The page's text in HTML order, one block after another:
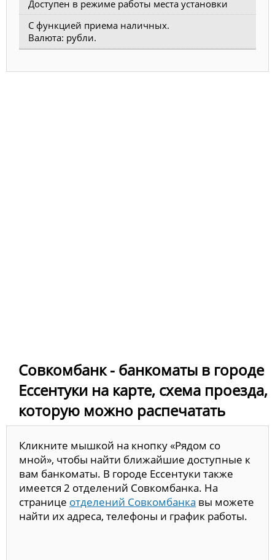
Доступен в режиме работы места установки
С функцией приема наличных.
Валюта: рубли.
Совкомбанк - банкоматы в городе
Ессентуки на карте, схема проезда,
которую можно распечатать
Кликните мышкой на кнопку «Рядом со
мной», чтобы найти ближайшие доступные к
вам банкоматы. В городе Ессентуки также
имеется 2 отделений Совкомбанка. На
странице отделений Совкомбанка вы можете
найти их адреса, телефоны и график работы.